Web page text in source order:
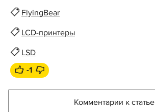
FlyingBear
LCD-принтеры
LSD
-1
Комментарии к статье